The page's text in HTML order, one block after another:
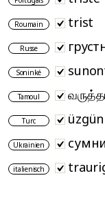
Roumain trist
Russe
Soninké
Tamoul
Turc üzgün
Ukrainien
italienisch